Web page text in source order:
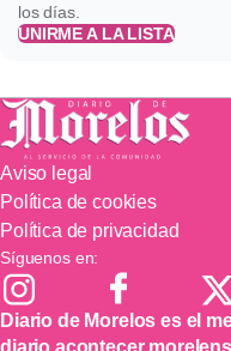
los días.
UNIRME A LA LISTA
Aviso legal
Política de cookies
Política de privacidad
Síguenos en:
Diario de Morelos es el
diario acontecer